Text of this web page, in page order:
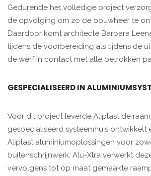
Gedurende het volledige project
de opvolging om zo de bouwheer te
Daardoor komt architecte Barbara
tijdens de voorbereiding als tijdens de
de werf in contact met alle betrokken
GESPECIALISEERD IN
Voor dit project leverde Aliplast de
gespecialiseerd systeemhuis ontwikkelt
Aliplast aluminiumoplossingen voor
buitenschrijnwerk. Alu-Xtra verwerkt
vervolgens tot op maat gemaakte